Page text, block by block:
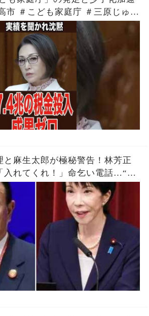
市 ＃こども家庭庁 ＃三原じゅん
と麻生太郎が極秘警告！林芳正
入れてくれ！」命乞い電話…“媚
市政権の鉄壁防衛線がついに明